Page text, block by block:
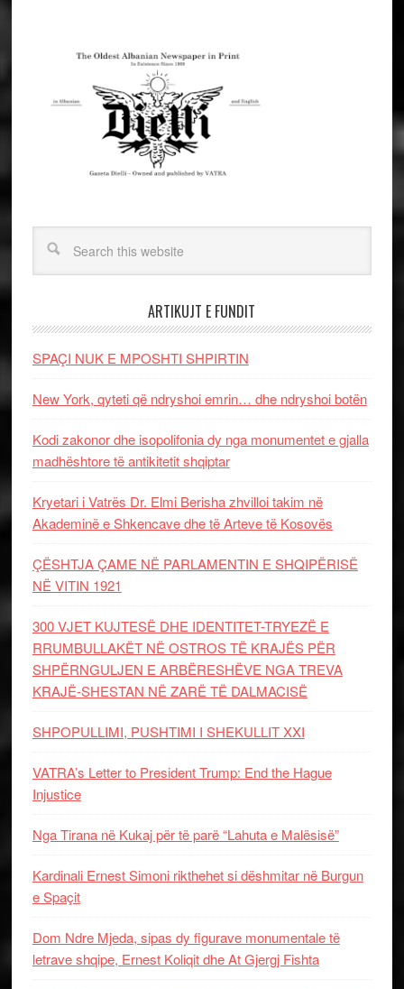
ARTIKUJT E FUNDIT
SPAÇI NUK E MPOSHTI SHPIRTIN
New York, qyteti që ndryshoi emrin… dhe ndryshoi botën
Kodi zakonor dhe isopolifonia dy nga monumentet e gjalla
madhështore të antikitetit shqiptar
Kryetari i Vatrës Dr. Elmi Berisha zhvilloi takim në
Akademinë e Shkencave dhe të Arteve të Kosovës
ÇËSHTJA ÇAME NË PARLAMENTIN E SHQIPËRISË
NË VITIN 1921
300 VJET KUJTESË DHE IDENTITET-TRYEZË E
RRUMBULLAKËT NË OSTROS TË KRAJËS PËR
SHPËRNGULJEN E ARBËRESHËVE NGA TREVA
KRAJË-SHESTAN NË ZARË TË DALMACISË
SHPOPULLIMI, PUSHTIMI I SHEKULLIT XXI
VATRA’s Letter to President Trump: End the Hague
Injustice
Nga Tirana në Kukaj për të parë “Lahuta e Malësisë”
Kardinali Ernest Simoni rikthehet si dëshmitar në Burgun
e Spaçit
Dom Ndre Mjeda, sipas dy figurave monumentale të
letrave shqipe, Ernest Koliqit dhe At Gjergj Fishta